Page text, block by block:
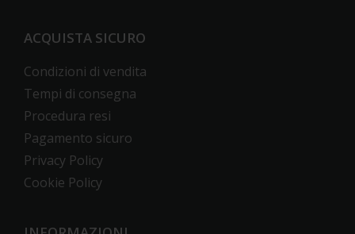
ACQUISTA SICURO
Condizioni di vendita
Tempi di consegna
Procedura resi
Pagamento sicuro
Privacy Policy
Cookie Policy